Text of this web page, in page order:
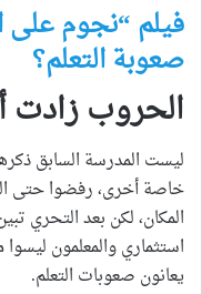
فيلم “نجوم
صعوبة التعلم؟
الحروب زادت
ليست المدرسة السابق
خاصة أخرى، رفضوا حتى
المكان، لكن بعد التحري
استثماري والمعلمون
يعانون صعوبات التعلم.